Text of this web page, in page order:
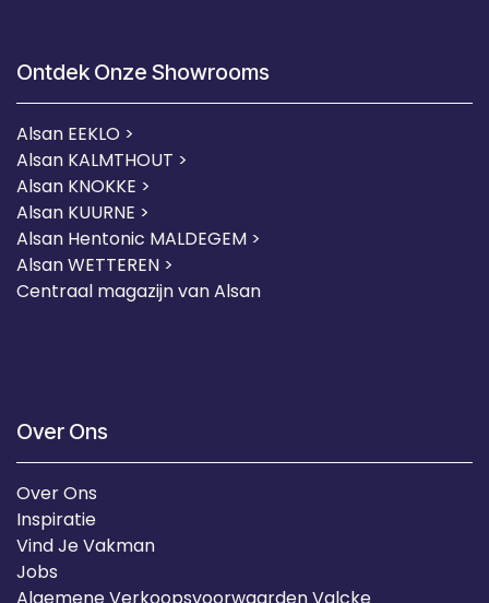
Ontdek Onze Showrooms
Alsan EEKLO >
Alsan KALMTHOUT >
Alsan KNOKKE >
Alsan KUURNE >
Alsan Hentonic MALDEGEM >
Alsan WETTEREN >
Centraal magazijn van Alsan
Over Ons
Over Ons
Inspiratie
Vind Je Vakman
Jobs
Algemene Verkoopsvoorwaarden Valcke